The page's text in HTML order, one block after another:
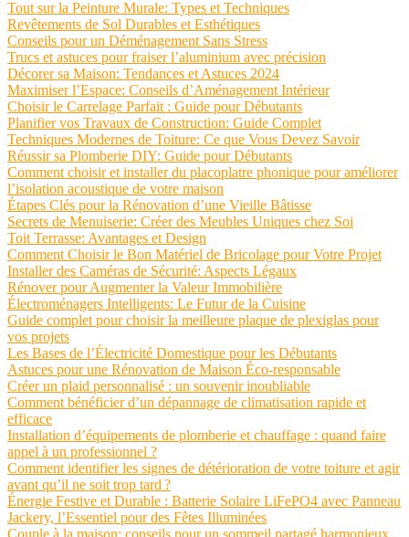
Tout sur la Peinture Murale: Types et Techniques
Revêtements de Sol Durables et Esthétiques
Conseils pour un Déménagement Sans Stress
Trucs et astuces pour fraiser l’aluminium avec précision
Décorer sa Maison: Tendances et Astuces 2024
Maximiser l’Espace: Conseils d’Aménagement Intérieur
Choisir le Carrelage Parfait : Guide pour Débutants
Planifier vos Travaux de Construction: Guide Complet
Techniques Modernes de Toiture: Ce que Vous Devez Savoir
Réussir sa Plomberie DIY: Guide pour Débutants
Comment choisir et installer du placoplatre phonique pour améliorer
l’isolation acoustique de votre maison
Étapes Clés pour la Rénovation d’une Vieille Bâtisse
Secrets de Menuiserie: Créer des Meubles Uniques chez Soi
Toit Terrasse: Avantages et Design
Comment Choisir le Bon Matériel de Bricolage pour Votre Projet
Installer des Caméras de Sécurité: Aspects Légaux
Rénover pour Augmenter la Valeur Immobilière
Électroménagers Intelligents: Le Futur de la Cuisine
Guide complet pour choisir la meilleure plaque de plexiglas pour
vos projets
Les Bases de l’Électricité Domestique pour les Débutants
Astuces pour une Rénovation de Maison Éco-responsable
Créer un plaid personnalisé : un souvenir inoubliable
Comment bénéficier d’un dépannage de climatisation rapide et
efficace
Installation d’équipements de plomberie et chauffage : quand faire
appel à un professionnel ?
Comment identifier les signes de détérioration de votre toiture et agir
avant qu’il ne soit trop tard ?
Énergie Festive et Durable : Batterie Solaire LiFePO4 avec Panneau
Jackery, l’Essentiel pour des Fêtes Illuminées
Couple à la maison: conseils pour un sommeil partagé harmonieux